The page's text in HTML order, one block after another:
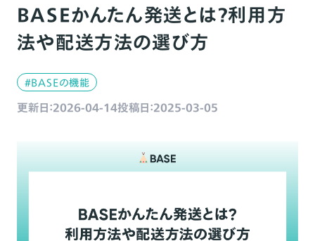
BASEかんたん発送とは？利用方
法や配送方法の選び方
#BASEの機能
更新日：2026-04-14投稿日：2025-03-05